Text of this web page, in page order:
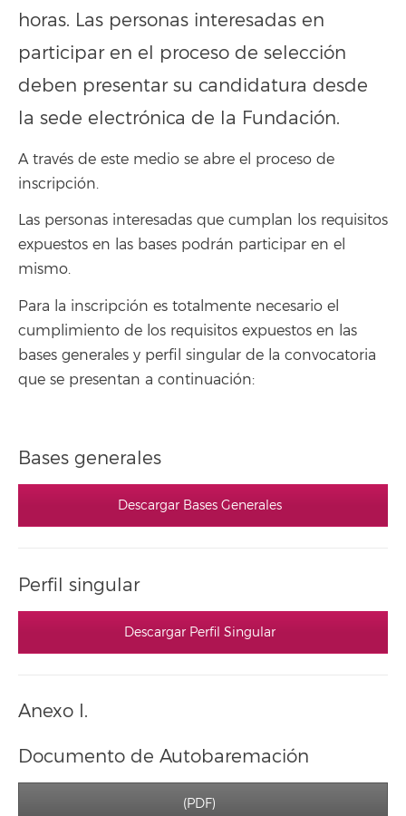
horas. Las personas interesadas en
participar en el proceso de selección
deben presentar su candidatura desde
la sede electrónica de la Fundación.
A través de este medio se abre el proceso de
inscripción.
Las personas interesadas que cumplan los requisitos
expuestos en las bases podrán participar en el
mismo.
Para la inscripción es totalmente necesario el
cumplimiento de los requisitos expuestos en las
bases generales y perfil singular de la convocatoria
que se presentan a continuación:
Bases generales
Descargar Bases Generales
Perfil singular
Descargar Perfil Singular
Anexo I.
Documento de Autobaremación
(PDF)